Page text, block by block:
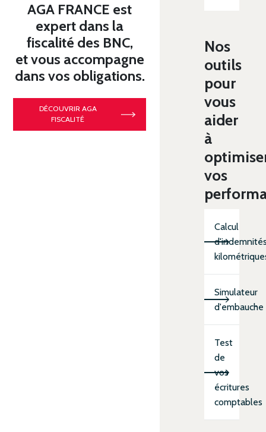
AGA FRANCE est
expert dans la
fiscalité des BNC,
et vous accompagne
dans vos obligations.
DÉCOUVRIR AGA
FISCALITÉ
Nos
outils
pour
vous
aider
à
vos
Calcul
Simulateur
d'embauche
Test
de
vos
écritures
comptables